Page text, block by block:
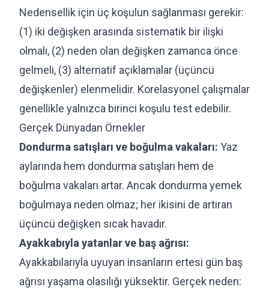
Nedensellik için üç koşulun sağlanması gerekir:
(1) iki değişken arasında sistematik bir ilişki
olmalı, (2) neden olan değişken zamanca önce
gelmeli, (3) alternatif açıklamalar (üçüncü
değişkenler) elenmelidir. Korelasyonel çalışmalar
genellikle yalnızca birinci koşulu test edebilir.
Gerçek Dünyadan Örnekler
Dondurma satışları ve boğulma vakaları: Yaz
aylarında hem dondurma satışları hem de
boğulma vakaları artar. Ancak dondurma yemek
boğulmaya neden olmaz; her ikisini de artıran
üçüncü değişken sıcak havadır.
Ayakkabıyla yatanlar ve baş ağrısı:
Ayakkabılarıyla uyuyan insanların ertesi gün baş
ağrısı yaşama olasılığı yüksektir. Gerçek neden: